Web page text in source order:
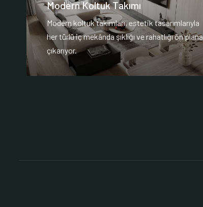
Modern Koltuk Takımı
Modern koltuk takımları, estetik tasarımlarıyla
her türlü iç mekânda şıklığı ve rahatlığı ön plana
çıkarıyor.